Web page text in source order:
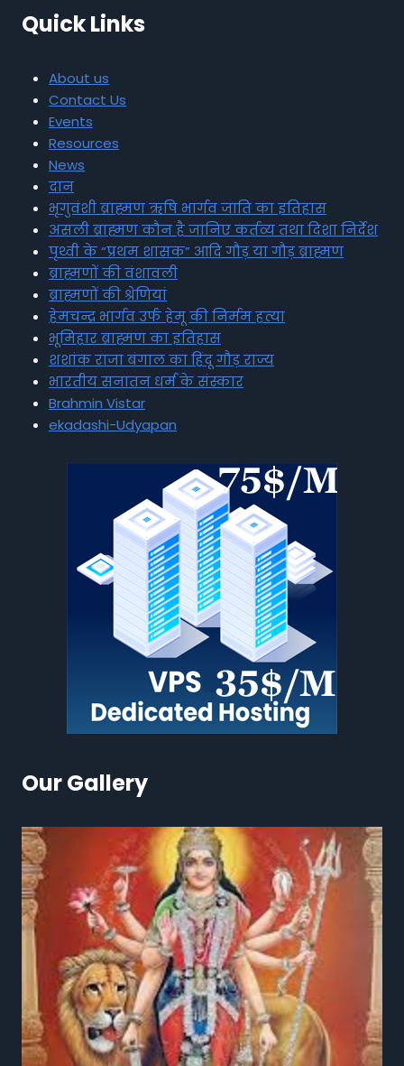
Quick Links
About us
Contact Us
Events
Resources
News
दान
भृगुवंशी ब्राह्मण ऋषि भार्गव जाति का इतिहास
असली ब्राह्मण कौन है जानिए कर्तव्य तथा दिशा निर्देश
पृथ्वी के “प्रथम शासक” आदि गौड़ या गौड़ ब्राह्मण
ब्राह्मणों की वंशावली
ब्राह्मणों की श्रेणियां
हेमचन्द्र भार्गव उर्फ हेमू की निर्मम हत्या
भूमिहार ब्राह्मण का इतिहास
शशांक राजा बंगाल का हिंदू गौड़ राज्य
भारतीय सनातन धर्म के संस्कार
Brahmin Vistar
ekadashi-Udyapan
Our Gallery